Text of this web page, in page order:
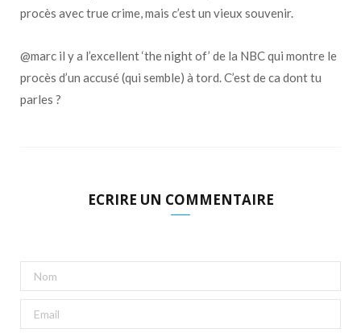
procès avec true crime, mais c’est un vieux souvenir.
@marc il y a l’excellent ‘the night of’ de la NBC qui montre le
procès d’un accusé (qui semble) à tord. C’est de ca dont tu
parles ?
ECRIRE UN COMMENTAIRE